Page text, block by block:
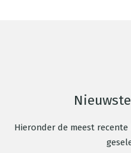
Hieronder de meest